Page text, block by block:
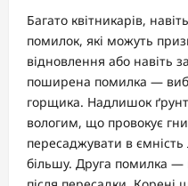
Багато квітникарів,
помилок, які можуть
відновлення або навіть
поширена помилка —
горщика. Надлишок
вологим, що провокує
пересаджувати в
більшу. Друга помилка —